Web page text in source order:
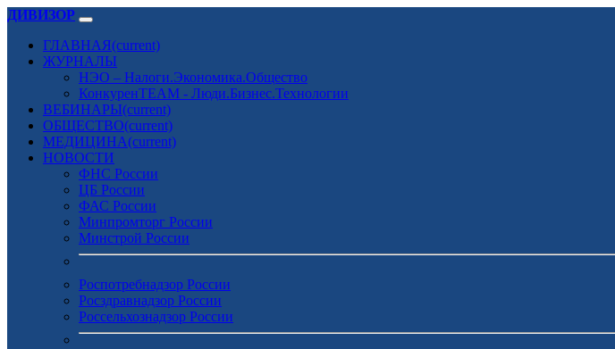
ДИВИЗОР
ГЛАВНАЯ(current)
ЖУРНАЛЫ
НЭО – Налоги.Экономика.Общество
КонкуренTEAM - Люди.Бизнес.Технологии
ВЕБИНАРЫ(current)
ОБЩЕСТВО(current)
МЕДИЦИНА(current)
НОВОСТИ
ФНС России
ЦБ России
ФАС России
Минпромторг России
Минстрой России
Роспотребнадзор России
Росздравнадзор России
Россельхознадзор России